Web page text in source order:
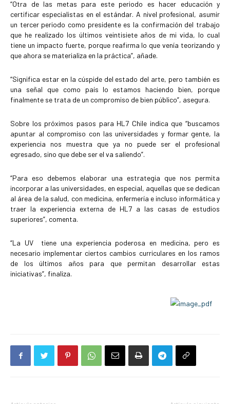
“Otra de las metas para este periodo es hacer educación y
certificar especialistas en el estándar. A nivel profesional, asumir
un tercer periodo como presidente es la confirmación del trabajo
que he realizado los últimos veintisiete años de mi vida, lo cual
tiene un impacto fuerte, porque reafirma lo que venía teorizando y
que ahora se materializa en la práctica”, añade.
“Significa estar en la cúspide del estado del arte, pero también es
una señal que como país lo estamos haciendo bien, porque
finalmente se trata de un compromiso de bien público”, asegura.
Sobre los próximos pasos para HL7 Chile indica que “buscamos
apuntar al compromiso con las universidades y formar gente, la
experiencia nos muestra que ya no puede ser el profesional
egresado, sino que debe ser el va saliendo”.
“Para eso debemos elaborar una estrategia que nos permita
incorporar a las universidades, en especial, aquellas que se dedican
al área de la salud, con medicina, enfermería e incluso informática y
traer la experiencia externa de HL7 a las casas de estudios
superiores”, comenta.
“La UV tiene una experiencia poderosa en medicina, pero es
necesario implementar ciertos cambios curriculares en los ramos
de los últimos años para que permitan desarrollar estas
iniciativas”, finaliza.